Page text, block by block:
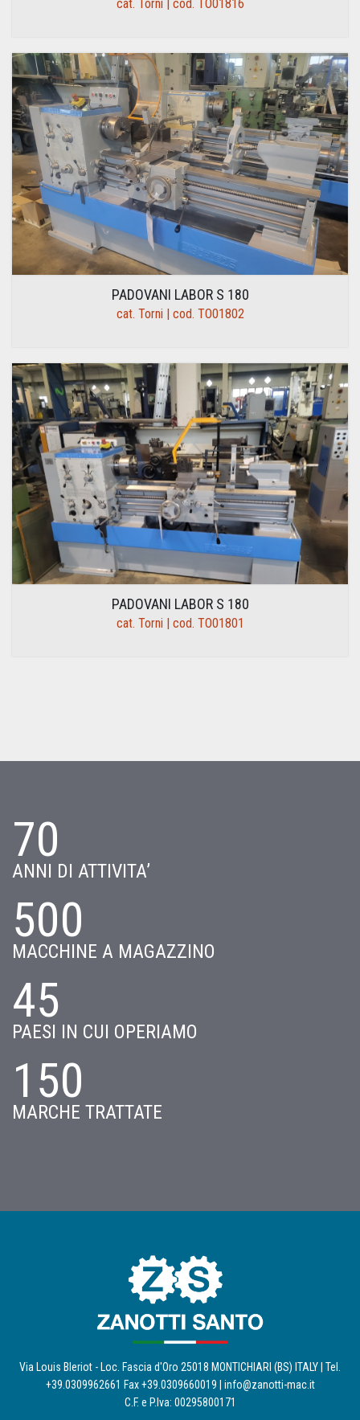
cat. Torni | cod. TO01816
PADOVANI LABOR S 180
cat. Torni | cod. TO01802
PADOVANI LABOR S 180
cat. Torni | cod. TO01801
70
ANNI DI ATTIVITA’
500
MACCHINE A MAGAZZINO
45
PAESI IN CUI OPERIAMO
150
MARCHE TRATTATE
Via Louis Bleriot - Loc. Fascia d'Oro 25018 MONTICHIARI (BS) ITALY | Tel.
+39.0309962661 Fax +39.0309660019 | info@zanotti-mac.it
C.F. e P.Iva: 00295800171